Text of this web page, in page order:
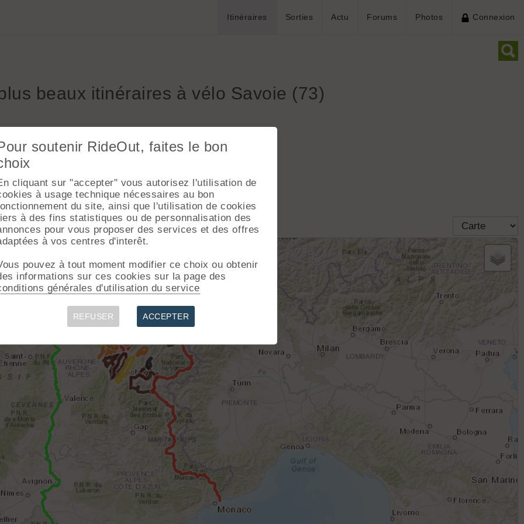
Itinéraires Sorties Actu Forums Photos Connexion
beaux itinéraires à vélo Savoie (73)
collections itineraires Routes
Affiner la recherche
Distance
Dénivelé
Note Favoris
Savoie (73) ✗
soutenir RideOut, faites le bon
cliquant sur "accepter" vous autorisez l'utilisation de
à usage technique nécessaires au bon
du site, ainsi que l'utilisation de cookies
à des fins statistiques ou de personnalisation des
pour vous proposer des services et des offres
à vos centres d'interêt.
pouvez à tout moment modifier ce choix ou obtenir
informations sur ces cookies sur la page des
générales d'utilisation du service
REFUSER ACCEPTER